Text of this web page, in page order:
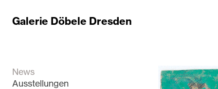
Galerie Döbele Dresden
News
Ausstellungen